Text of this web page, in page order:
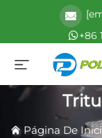
+86
Página De